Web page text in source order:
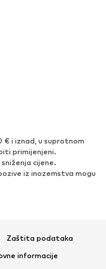
i iznad, u suprotnom
primijenjeni.
cijene.
iz inozemstva mogu
Zaštita podataka
informacije